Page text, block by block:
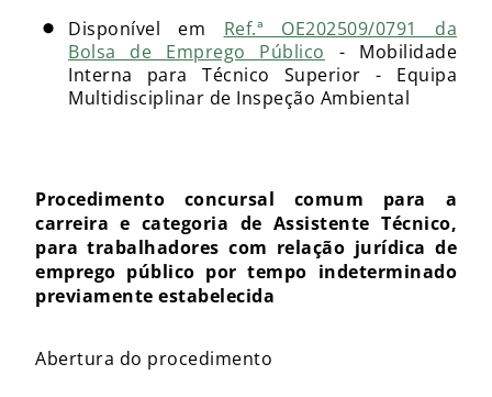
Disponível em Ref.ª OE202509/0791 da
Bolsa de Emprego Público - Mobilidade
Interna para Técnico Superior - Equipa
Multidisciplinar de Inspeção Ambiental
Procedimento concursal comum para a
carreira e categoria de Assistente Técnico,
para trabalhadores com relação jurídica de
emprego público por tempo indeterminado
previamente estabelecida
Abertura do procedimento